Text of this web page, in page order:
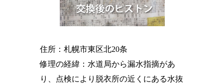
住所 ：札幌市東区北20条
修理の経緯 ：水道局から漏水指摘があ
り、点検により脱衣所の近くにある水抜